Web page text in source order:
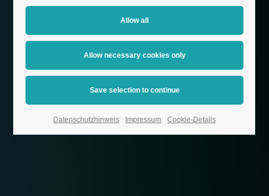
Datenschutzhinweis Impressum Cookie-Details